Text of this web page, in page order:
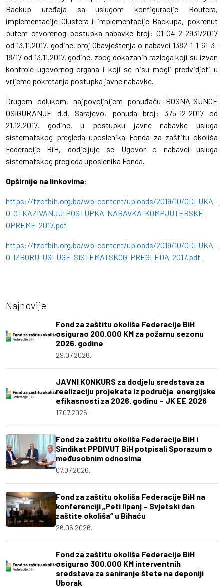
Backup uređaja sa uslugom konfiguracije Routera,
implementacije Clustera i implementacije Backupa, pokrenut
putem otvorenog postupka nabavke broj: 01-04-2-2931/2017
od 13.11.2017. godine, broj Obavještenja o nabavci 1382-1-1-61-3-
18/17 od 13.11.2017. godine, zbog dokazanih razloga koji su izvan
kontrole ugovornog organa i koji se nisu mogli predvidjeti u
vrijeme pokretanja postupka javne nabavke.
Drugom odlukom, najpovoljnijem ponuđaču BOSNA-SUNCE
OSIGURANJE d.d. Sarajevo, ponuda broj: 375-12-2017 od
21.12.2017. godine, u postupku javne nabavke usluga
sistematskog pregleda uposlenika Fonda za zaštitu okoliša
Federacije BiH, dodjeljuje se Ugovor o nabavci usluga
sistematskog pregleda uposlenika Fonda.
Opširnije na linkovima:
https://fzofbih.org.ba/wp-content/uploads/2019/10/ODLUKA-
O-OTKAZIVANJU-POSTUPKA-NABAVKA-KOMPJUTERSKE-
OPREME-2017.pdf
https://fzofbih.org.ba/wp-content/uploads/2019/10/ODLUKA-
O-IZBORU-USLUGE-SISTEMATSKOG-PREGLEDA-2017.pdf
Najnovije
Fond za zaštitu okoliša Federacije BiH
osigurao 200.000 KM za požarnu sezonu
2026. godine
29.07.2026.
JAVNI KONKURS za dodjelu sredstava za
realizaciju projekata iz područja energijske
efikasnosti za 2026. godinu – JK EE 2026
17.07.2026.
Fond za zaštitu okoliša Federacije BiH i
Sindikat PPDIVUT BiH potpisali Sporazum o
međusobnim odnosima
07.07.2026.
Fond za zaštitu okoliša Federacije BiH na
konferenciji „Peti lipanj – Svjetski dan
zaštite okoliša“ u Bihaću
26.06.2026.
Fond za zaštitu okoliša Federacije BiH
osigurao 300.000 KM interventnih
sredstava za saniranje štete na deponiji
Uborak